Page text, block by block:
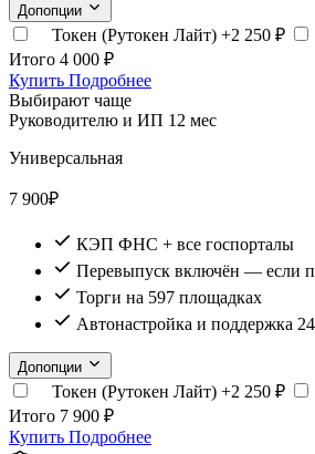
Допопции
Токен (Рутокен Лайт) +2 250 ₽
Итого 4 000 ₽
Купить Подробнее
Выбирают чаще
Руководителю и ИП 12 мес
Универсальная
7 900₽
КЭП ФНС + все госпорталы
Перевыпуск включён — если
Торги на 597 площадках
Автонастройка и поддержка
Допопции
Токен (Рутокен Лайт) +2 250 ₽
Итого 7 900 ₽
Купить Подробнее